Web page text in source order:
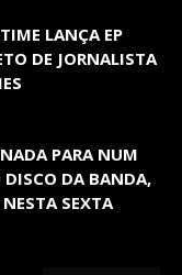
LANÇA EP
DE JORNALISTA
PARA NUM
DISCO DA BANDA,
SEXTA